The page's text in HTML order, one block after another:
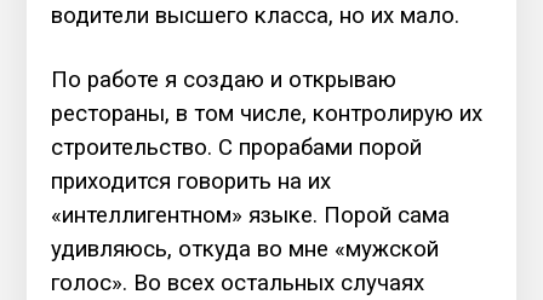
водители высшего класса, но их мало.
По работе я создаю и открываю
рестораны, в том числе, контролирую их
строительство. С прорабами порой
приходится говорить на их
«интеллигентном» языке. Порой сама
удивляюсь, откуда во мне «мужской
голос». Во всех остальных случаях